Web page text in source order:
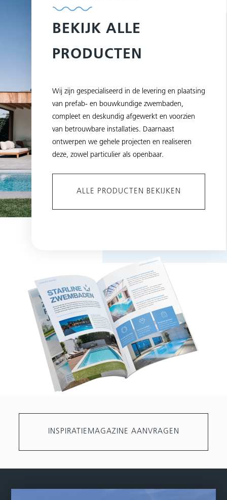
BEKIJK ALLE
PRODUCTEN
Wij zijn gespecialiseerd in de levering en plaatsing
van prefab- en bouwkundige zwembaden,
compleet en deskundig afgewerkt en voorzien
van betrouwbare installaties. Daarnaast
ontwerpen we gehele projecten en realiseren
deze, zowel particulier als openbaar.
ALLE PRODUCTEN BEKIJKEN
INSPIRATIEMAGAZINE AANVRAGEN